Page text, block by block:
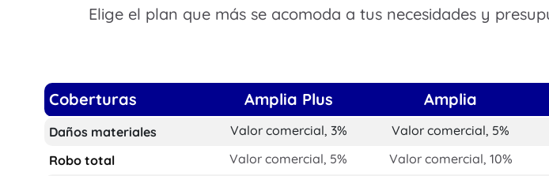
Elige el plan que más se acomoda a tus necesidades y
Coberturas Amplia Plus Amplia
Daños materiales Valor comercial, 3% Valor comercial, 5%
Robo total
Valor comercial, 5% Valor comercial, 10%